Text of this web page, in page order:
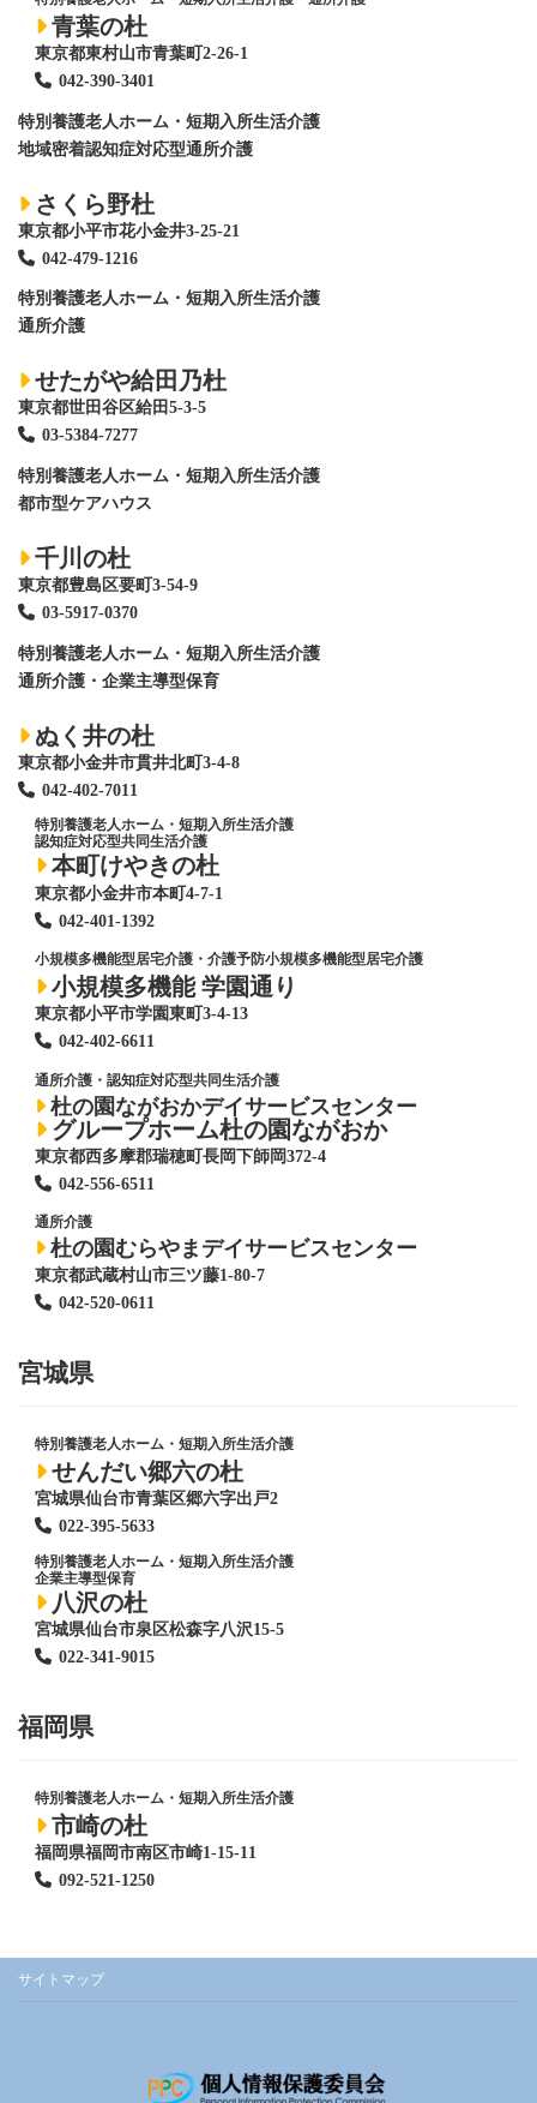
青葉の杜
東京都東村山市青葉町2-26-1
042-390-3401
特別養護老人ホーム ・短期入所生活介護
地域密着認知症対応型通所介護
さくら野杜
東京都小平市花小金井3-25-21
042-479-1216
特別養護老人ホーム ・短期入所生活介護
通所介護
せたがや給田乃杜
東京都世田谷区給田5-3-5
03-5384-7277
特別養護老人ホーム ・短期入所生活介護
都市型ケアハウス
千川の杜
東京都豊島区要町3-54-9
03-5917-0370
特別養護老人ホーム ・短期入所生活介護
通所介護・企業主導型保育
ぬく井の杜
東京都小金井市貫井北町3-4-8
042-402-7011
特別養護老人ホーム ・短期入所生活介護
認知症対応型共同生活介護
本町けやきの杜
東京都小金井市本町4-7-1
042-401-1392
小規模多機能型居宅介護・介護予防小規模多機能型居宅介護
小規模多機能 学園通り
東京都小平市学園東町3-4-13
042-402-6611
通所介護・認知症対応型共同生活介護
杜の園ながおかデイサービスセンター
グループホーム杜の園ながおか
東京都西多摩郡瑞穂町長岡下師岡372-4
042-556-6511
通所介護
杜の園むらやまデイサービスセンター
東京都武蔵村山市三ツ藤1-80-7
042-520-0611
宮城県
特別養護老人ホーム ・短期入所生活介護
せんだい郷六の杜
宮城県仙台市青葉区郷六字出戸2
022-395-5633
特別養護老人ホーム ・短期入所生活介護
企業主導型保育
八沢の杜
宮城県仙台市泉区松森字八沢15-5
022-341-9015
福岡県
特別養護老人ホーム ・短期入所生活介護
市崎の杜
福岡県福岡市南区市崎1-15-11
092-521-1250
サイトマップ